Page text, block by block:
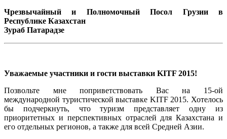
Чрезвычайный и Полномочный Посол Грузии в
Республике Казахстан
Зураб Патарадзе
Уважаемые участники и гости выставки KITF 2015!
Позвольте мне поприветствовать Вас на 15-ой
международной туристической выставке KITF 2015. Хотелось
бы подчеркнуть, что туризм представляет одну из
приоритетных и перспективных отраслей для Казахстана и
его отдельных регионов, а также для всей Средней Азии.